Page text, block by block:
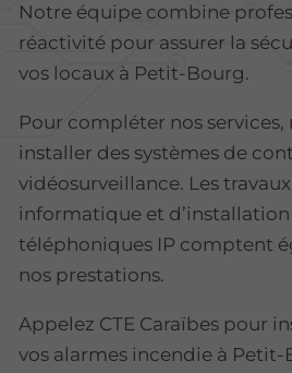
Notre équipe combine
réactivité pour assurer la
vos locaux à Petit-Bourg.
Pour compléter nos services,
installer des systèmes de
vidéosurveillance. Les
informatique et
téléphoniques IP comptent
nos prestations.
Appelez CTE Caraïbes pour
vos alarmes incendie à Petit-